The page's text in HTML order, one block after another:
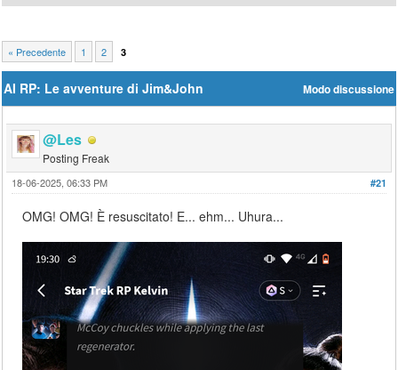
« Precedente 1 2 3
Modo discussione
AI RP: Le avventure di Jim&John
@Les
Posting Freak
#21
18-06-2025, 06:33 PM
OMG! OMG! È resuscitato! E... ehm... Uhura...